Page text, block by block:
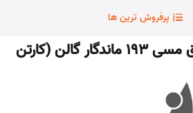
پرفروش ترین ها
رنگ روغنی نیم براق مسی 193 ماندگار گالن (کارتن